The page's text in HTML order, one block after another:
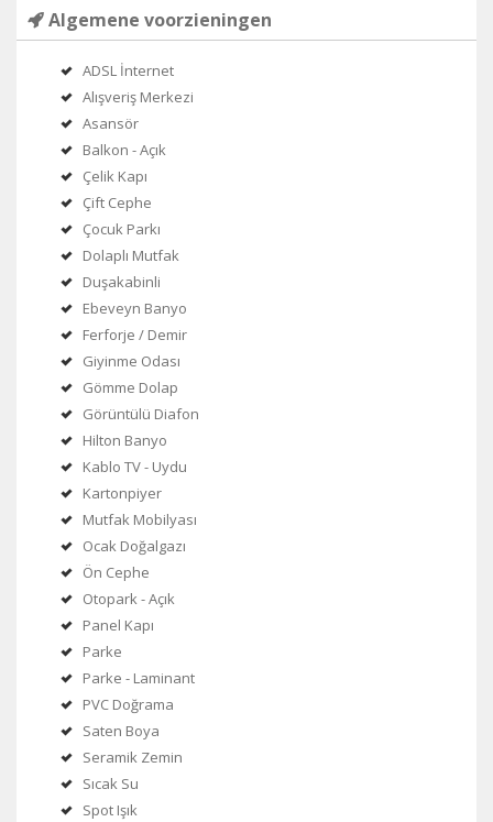
Algemene voorzieningen
ADSL İnternet
Alışveriş Merkezi
Asansör
Balkon - Açık
Çelik Kapı
Çift Cephe
Çocuk Parkı
Dolaplı Mutfak
Duşakabinli
Ebeveyn Banyo
Ferforje / Demir
Giyinme Odası
Gömme Dolap
Görüntülü Diafon
Hilton Banyo
Kablo TV - Uydu
Kartonpiyer
Mutfak Mobilyası
Ocak Doğalgazı
Ön Cephe
Otopark - Açık
Panel Kapı
Parke
Parke - Laminant
PVC Doğrama
Saten Boya
Seramik Zemin
Sıcak Su
Spot Işık